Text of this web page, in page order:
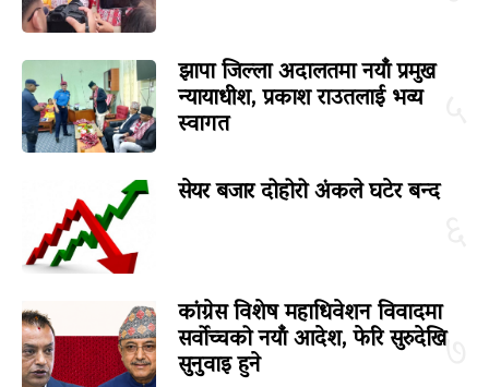
झापा जिल्ला अदालतमा नयाँ प्रमुख
न्यायाधीश, प्रकाश राउतलाई भव्य
स्वागत
सेयर बजार दोहोरो अंकले घटेर बन्द
७
कांग्रेस विशेष महाधिवेशन विवादमा
सर्वोच्चको नयाँ आदेश, फेरि सुरुदेखि
सुनुवाइ हुने